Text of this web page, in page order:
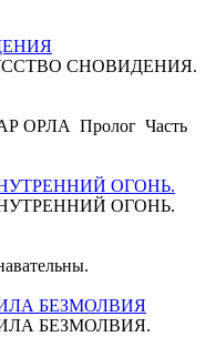
СНОВИДЕНИЯ.
ОРЛА Пролог Часть
ОГОНЬ.
ОГОНЬ.
БЕЗМОЛВИЯ
БЕЗМОЛВИЯ.